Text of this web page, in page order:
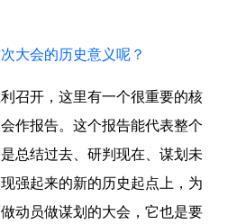
大会的历史意义呢？
召开，这里有一个很重要的核
作报告。这个报告能代表整个
总结过去、研判现在、谋划未
强起来的新的历史起点上，为
动员做谋划的大会，它也是要